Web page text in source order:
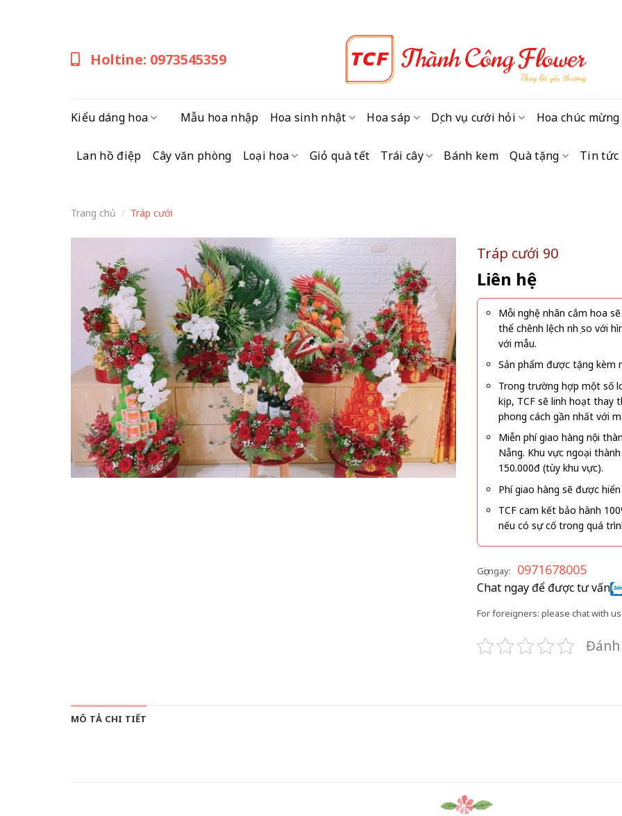
Holtine: 0973545359
Kiểu dáng hoa Mẫu hoa nhập Hoa sinh nhật Hoa sáp Dịch vụ cưới hỏi Hoa chúc mừng
Lan hồ điệp Cây văn phòng Loại hoa Giỏ quà tết Trái cây Bánh kem Quà tặng Tin tức
Trang chủ / Tráp cưới
Tráp cưới 90
Liên hệ
Mỗi nghệ nhân cắm hoa
thể chênh lệch nhẹ so với
với mẫu.
Sản phẩm được tặng kèm
Trong trường hợp một số
kịp, TCF sẽ linh hoạt thay
phong cách gần nhất với
Miễn phí giao hàng nội
Nẵng. Khu vực ngoại
150.000đ (tùy khu vực).
Phí giao hàng sẽ được
TCF cam kết bảo hành
nếu có sự cố trong quá
Gọi ngay: 0971678005
Chat ngay để được tư vấn
For foreigners: please chat with
MÔ TẢ CHI TIẾT